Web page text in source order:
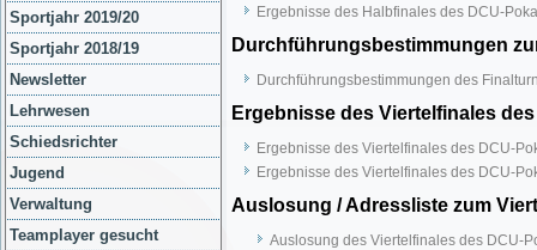
Sportjahr 2019/20
Sportjahr 2018/19
Newsletter
Lehrwesen
Schiedsrichter
Jugend
Verwaltung
Teamplayer gesucht
Ergebnisse des Halbfinales des DCU-
Durchführungsbestimmungen
Durchführungsbestimmungen des
Ergebnisse des Viertelfinales
Ergebnisse des Viertelfinales des DCU-
Ergebnisse des Viertelfinales des DCU-
Auslosung / Adressliste zum
Auslosung des Viertelfinales des DCU-